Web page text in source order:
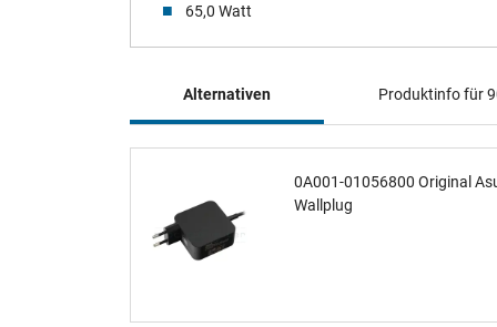
65,0 Watt
Alternativen Produktinfo für
0A001-01056800 Original
Wallplug